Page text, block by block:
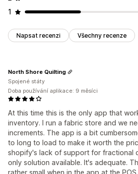
1
Napsat recenzi Všechny recenze
At this time this is the only app that
inventory. I run a fabric store and we
increments. The app is a bit
to long to load to make it worth the
shopify's lack of support for fractional
only solution available. It's adequate.
North Shore Quilting
Spojené státy
Doba používání aplikace: 9 měsíci